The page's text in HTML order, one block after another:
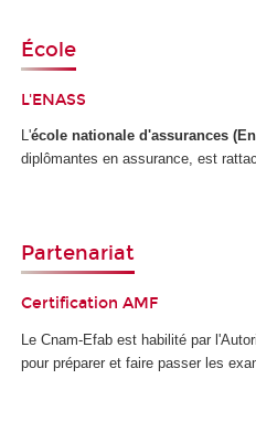
École
L'ENASS
L'école nationale d'assurances
diplômantes en assurance, est
Partenariat
Certification AMF
Le Cnam-Efab est habilité par
pour préparer et faire passer les